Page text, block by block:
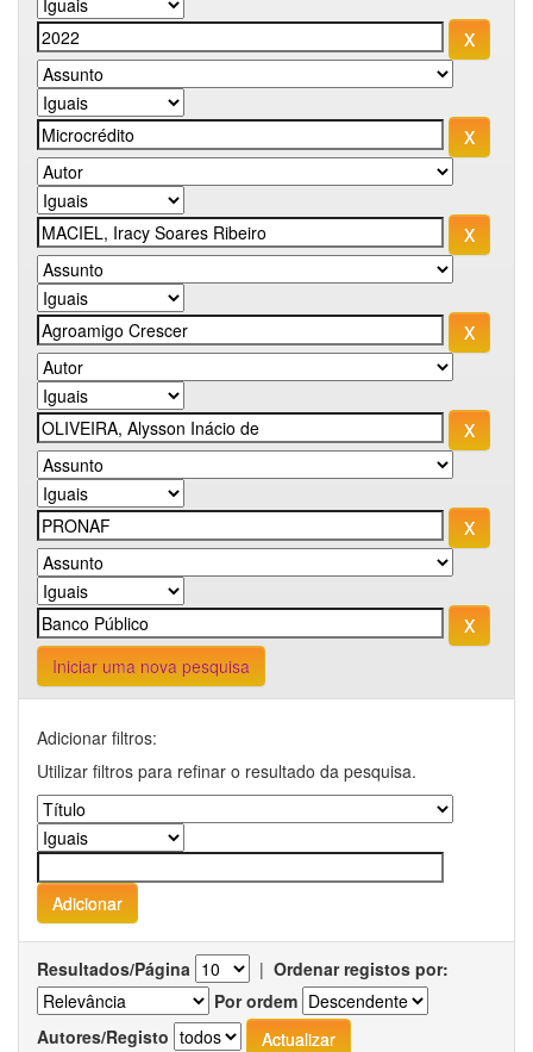
Iniciar uma nova pesquisa
Adicionar filtros:
Utilizar filtros para refinar o resultado da pesquisa.
Resultados/Página | Ordenar registos por:
Por ordem
Autores/Registo